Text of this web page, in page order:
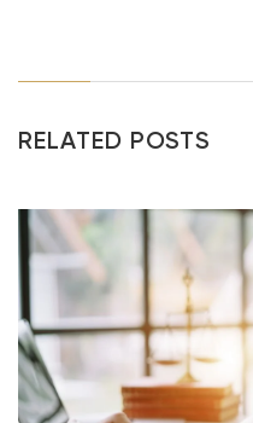
RELATED POSTS